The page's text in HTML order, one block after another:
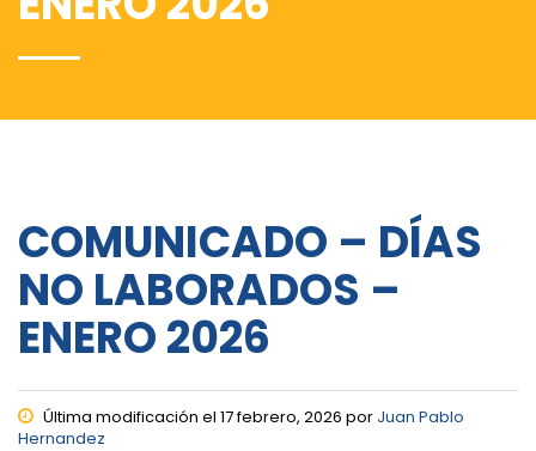
COMUNICADO – DÍAS
NO LABORADOS –
ENERO 2026
Última modificación el 17 febrero, 2026 por Juan Pablo
Hernandez